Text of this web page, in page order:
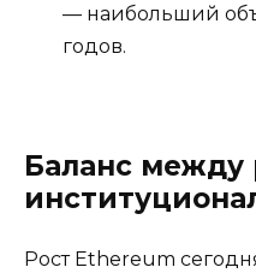
— наибольший
годов.
Баланс
Рост Ethereum